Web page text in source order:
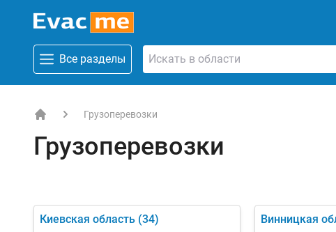
Все разделы
Грузоперевозки
Грузоперевозки
Киевская область (34) Винницкая